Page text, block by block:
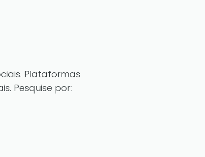
Plataformas
Pesquise por: